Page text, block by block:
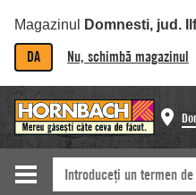
Magazinul Domnesti, jud.
DA Nu, schimbă magazinul